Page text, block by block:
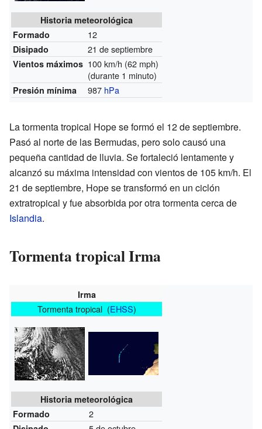
Historia meteorológica
Formado
12
Disipado 21 de septiembre
Vientos máximos 100 km/h (62 mph)
(durante 1 minuto)
Presión mínima 987 hPa
La tormenta tropical Hope se formó el 12 de septiembre.
Pasó al norte de las Bermudas, pero solo causó una
pequeña cantidad de lluvia. Se fortaleció lentamente y
alcanzó su máxima intensidad con vientos de 105 km/h. El
21 de septiembre, Hope se transformó en un ciclón
extratropical y fue absorbida por otra tormenta cerca de
Islandia.
Tormenta tropical Irma
Irma
Tormenta tropical (EHSS)
Historia meteorológica
Formado
2